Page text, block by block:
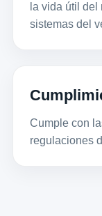
la vida útil del
sistemas del
Cumple con
regulaciones